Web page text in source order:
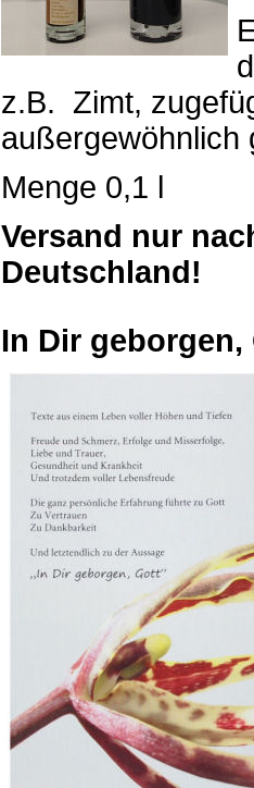
z.B. Zimt,
außergewöhnlich
Menge 0,1 l
Versand nur
Deutschland!
In Dir geborgen,